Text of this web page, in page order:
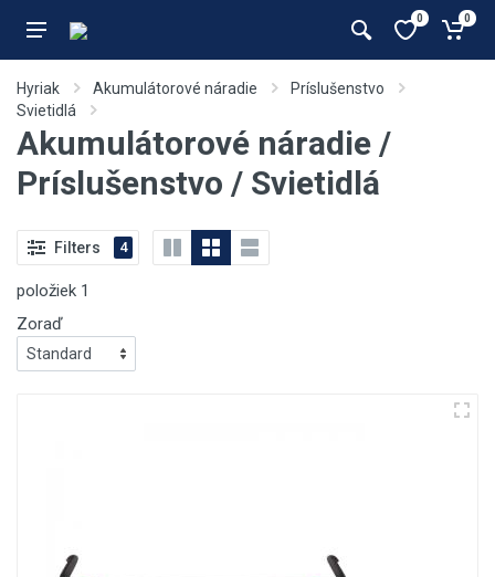
0 0
Hyriak Akumulátorové náradie
Príslušenstvo
Svietidlá
Akumulátorové náradie /
Príslušenstvo / Svietidlá
Filters 4
položiek 1
Zoraď